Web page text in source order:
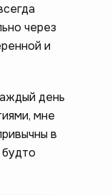
через
и
день
мне
в